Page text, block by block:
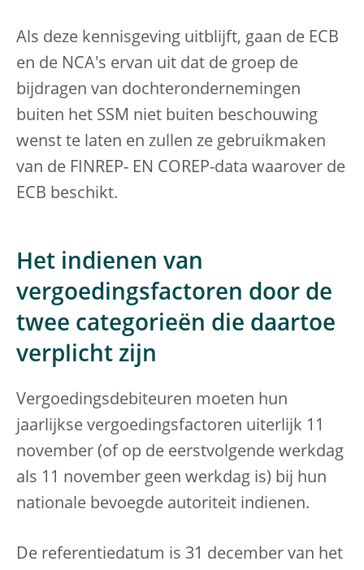
Als deze kennisgeving uitblijft, gaan de ECB
en de NCA's ervan uit dat de groep de
bijdragen van dochterondernemingen
buiten het SSM niet buiten beschouwing
wenst te laten en zullen ze gebruikmaken
van de FINREP- EN COREP-data waarover de
ECB beschikt.
Het indienen van
vergoedingsfactoren door de
twee categorieën die daartoe
verplicht zijn
Vergoedingsdebiteuren moeten hun
jaarlijkse vergoedingsfactoren uiterlijk 11
november (of op de eerstvolgende werkdag
als 11 november geen werkdag is) bij hun
nationale bevoegde autoriteit indienen.
De referentiedatum is 31 december van het